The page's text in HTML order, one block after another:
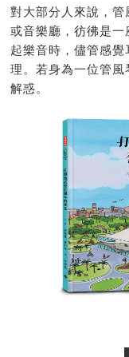
對大部分人來說，
或音樂廳，彷彿是
起樂音時，儘管感
理。若身為一位管
解惑。